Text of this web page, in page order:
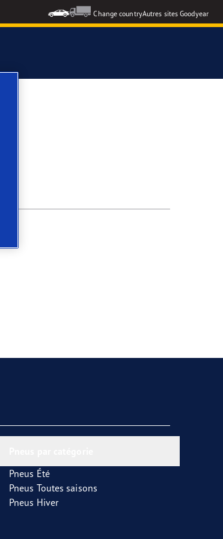
Change countryAutres sites Goodyear
Pneus Été
Pneus Toutes saisons
Pneus Hiver